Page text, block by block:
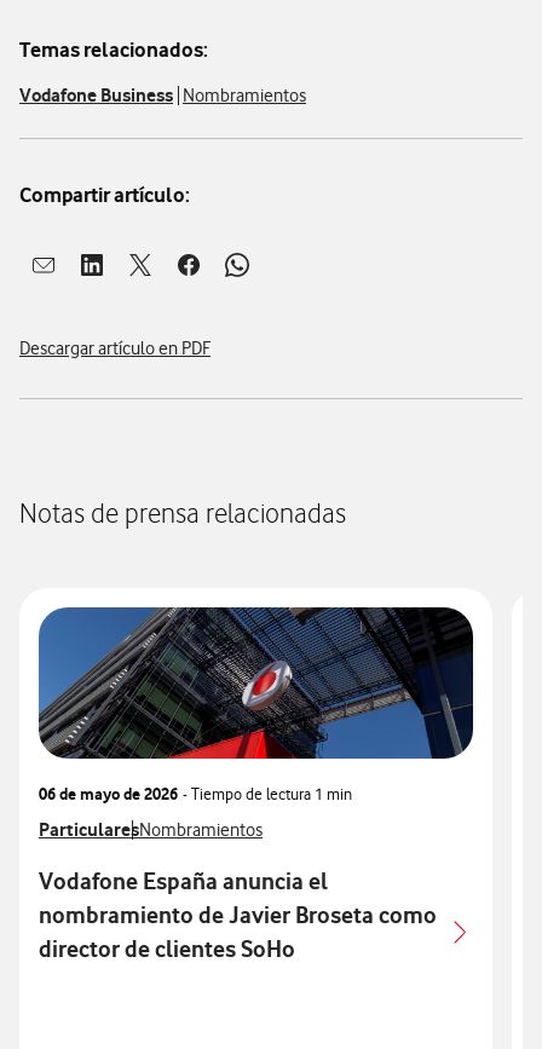
Temas relacionados:
Vodafone Business Nombramientos
Compartir artículo:
Abrir ventana para compartir en mail
Abrir ventana para compartir en linkedin
Abrir ventana para compartir en twitter
Abrir ventana para compartir en facebook
Abrir ventana para compartir en
Descargar artículo en PDF
Notas de prensa relacionadas
06 de mayo de 2026 - Tiempo de lectura 1 min
Ver más notas de prensa relacionados con
ParticularesVer más notas de prensa relacionados con
Nombramientos
Vodafone España anuncia el
nombramiento de Javier Broseta como
director de clientes SoHo